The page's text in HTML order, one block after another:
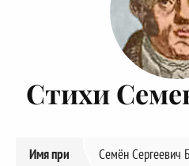
Стихи
Имя при
Семён Сергеевич